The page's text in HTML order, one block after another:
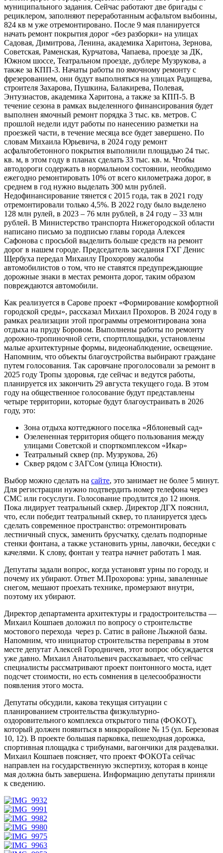
муниципального задания. Сейчас работают две бригады с
рециклером, заполняют переработанным асфальтом выбоины,
824 кв м уже отремонтировано. После 9 мая планируется
начать ремонт покрытия дорог «без разборки» на улицах
Садовая, Димитрова, Ленина, академика Харитона, Зернова,
Советская, Раменская, Курчатова, Чапаева, проезде за ДК,
Южном шоссе, Театральном проезде, дублере Музрукова, а
также за КПП-3. Начаты работы по ямочному ремонту с
фрезерованием, они будут выполняться на улицах Радищева,
строителя Захарова, Пушкина, Балакирева, Полевая,
Энтузиастов, академика Харитона, а также за КПП-5. В
течение сезона в рамках выделенного финансирования будет
выполнен ямочный ремонт порядка 3 тыс. кв. метров. С
прошлой недели идут работы по нанесению разметки на
проезжей части, в течение месяца все будет завершено. По
словам Михаила Юрьевича, в 2024 году ремонт
асфальтобетонного покрытия выполнили площадью 24 тыс.
кв. м, в этом году в планах сделать 33 тыс. кв. м. Чтобы
автодороги содержать в нормальном состоянии, необходимо
ежегодно ремонтировать 10% от всего километража дорог, в
среднем в год нужно выделать 300 млн рублей.
Недофинансирование тянется с 2015 года, так в 2021 году
отремонтировали только 4,5%. В 2022 году было выделено
128 млн рулей, в 2023 – 76 млн рублей, в 24 году – 33 млн
рублей. В Министерство транспорта Нижегородской области
написано письмо за подписью главы города Алексея
Сафонова с просьбой выделить больше средств на ремонт
дорог в нашем городе. Председатель заседания ГХГ Денис
Щербуха передал Михаилу Прохорову жалобы
автомобилистов о том, что не ставятся предупреждающие
дорожные знаки в местах ремонта дорог, таким образом
повреждаются автомобили.
Как реализуется в Сарове проект «Формирование комфортной
городской среды», рассказал Михаил Прохоров. В 2024 году в
рамках реализации этой программы отремонтирована зона
отдыха на пруду Боровом. Выполнены работы по ремонту
дорожно-тропиночной сети, спортплощадки, установлены
малые архитектурные формы, видеонаблюдение, освещение.
Напомним, что объекты благоустройства выбирают граждане
путем голосования. Так саровчане проголосовали за ремонт в
2025 году Тропы здоровья, где сейчас и ведутся работы,
планируется их закончить 29 августа текущего года. В этом
году на общественное голосование будут представлены
четыре территории, которые будут благоустраивать в 2026
году, это:
Зона отдыха коттеджного поселка «Яблоневый сад»
Озелененная территория общего пользования между
улицами Советской и спорткомплексом «Икар»
Театральный сквер (пр. Музрукова, 26)
Сквер рядом с ЗАГСом (улица Юности).
Выбор можно сделать на сайте, это занимает не более 5 минут.
Для регистрации нужно подтвердить номер телефона через
СМС или госуслуги. Голосование продлится до 12 июня.
Пока лидирует театральный сквер. Директор ДГХ пояснил,
что, если победит театральный сквер, то планируется здесь
сделать современное пространство: отремонтировать
лестничный спуск, заменить брусчатку, сделать подпорные
стенки фонтана, а также установить урны, лавочки, беседки с
качелями. К слову, фонтан у театра начнет работать 1 мая.
Депутаты задали вопрос, когда установят урны по городу, и
почему их убирают. Ответ М.Прохорова: урны, заваленные
снегом, мешают проехать технике, промерзают внутри,
поэтому их убирают.
Директор департамента архитектуры и градостроительства —
Михаил Кошпаев доложил по вопросу о строительстве
мостового перехода через р. Сатис в районе Лыжной базы.
Напомним, что инициатор строительства переправы в этом
месте депутат Алексей Городничев, этот вопрос обсуждается
уже давно. Михаил Анатольевич рассказывает, что сейчас
специалисты рассматривают проект понтонного моста, идет
подсчет стоимости, но есть сомнения в целесообразности
появления этого моста.
Депутаты обсудили, какова текущая ситуации с
планированием строительства физкультурно-
оздоровительного комплекса открытого типа (ФОКОТ),
который должен появиться в микрорайоне № 15 (ул. Березовая
10, 12). В проекте большая парковка, пешеходная дорожка,
спортивная площадка с трибунами, вагончики для раздевалки.
Михаил Кошпаев поясняет, что проект ФОКОТа сейчас
направлен на государственную экспертизу, которая в конце
мая должна быть завершена. Информацию депутаты приняли
к сведению.